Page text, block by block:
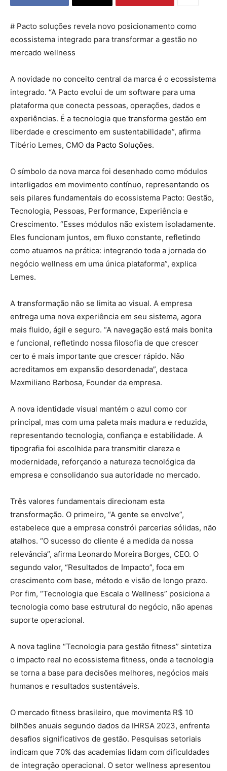
# Pacto soluções revela novo posicionamento como
ecossistema integrado para transformar a gestão no
mercado wellness
A novidade no conceito central da marca é o ecossistema
integrado. “A Pacto evolui de um software para uma
plataforma que conecta pessoas, operações, dados e
experiências. É a tecnologia que transforma gestão em
liberdade e crescimento em sustentabilidade”, afirma
Tibério Lemes, CMO da Pacto Soluções.
O símbolo da nova marca foi desenhado como módulos
interligados em movimento contínuo, representando os
seis pilares fundamentais do ecossistema Pacto: Gestão,
Tecnologia, Pessoas, Performance, Experiência e
Crescimento. “Esses módulos não existem isoladamente.
Eles funcionam juntos, em fluxo constante, refletindo
como atuamos na prática: integrando toda a jornada do
negócio wellness em uma única plataforma”, explica
Lemes.
A transformação não se limita ao visual. A empresa
entrega uma nova experiência em seu sistema, agora
mais fluido, ágil e seguro. “A navegação está mais bonita
e funcional, refletindo nossa filosofia de que crescer
certo é mais importante que crescer rápido. Não
acreditamos em expansão desordenada”, destaca
Maxmiliano Barbosa, Founder da empresa.
A nova identidade visual mantém o azul como cor
principal, mas com uma paleta mais madura e reduzida,
representando tecnologia, confiança e estabilidade. A
tipografia foi escolhida para transmitir clareza e
modernidade, reforçando a natureza tecnológica da
empresa e consolidando sua autoridade no mercado.
Três valores fundamentais direcionam esta
transformação. O primeiro, “A gente se envolve”,
estabelece que a empresa constrói parcerias sólidas, não
atalhos. “O sucesso do cliente é a medida da nossa
relevância”, afirma Leonardo Moreira Borges, CEO. O
segundo valor, “Resultados de Impacto”, foca em
crescimento com base, método e visão de longo prazo.
Por fim, “Tecnologia que Escala o Wellness” posiciona a
tecnologia como base estrutural do negócio, não apenas
suporte operacional.
A nova tagline “Tecnologia para gestão fitness” sintetiza
o impacto real no ecossistema fitness, onde a tecnologia
se torna a base para decisões melhores, negócios mais
humanos e resultados sustentáveis.
O mercado fitness brasileiro, que movimenta R$ 10
bilhões anuais segundo dados da IHRSA 2023, enfrenta
desafios significativos de gestão. Pesquisas setoriais
indicam que 70% das academias lidam com dificuldades
de integração operacional. O setor wellness apresentou